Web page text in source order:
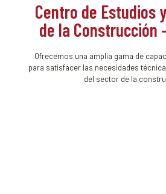
Centro de Estudios
de la Construcción –
Ofrecemos una amplia gama de
para satisfacer las necesidades
del sector de la